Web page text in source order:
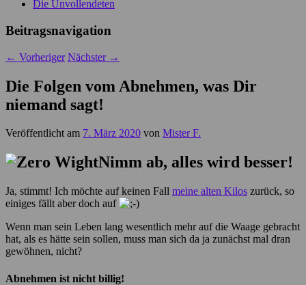
Die Unvollendeten
Beitragsnavigation
← Vorheriger Nächster →
Die Folgen vom Abnehmen, was Dir
niemand sagt!
Veröffentlicht am 7. März 2020 von Mister F.
Nimm ab, alles wird besser!
Ja, stimmt! Ich möchte auf keinen Fall meine alten Kilos zurück, so
einiges fällt aber doch auf
Wenn man sein Leben lang wesentlich mehr auf die Waage gebracht
hat, als es hätte sein sollen, muss man sich da ja zunächst mal dran
gewöhnen, nicht?
Abnehmen ist nicht billig!